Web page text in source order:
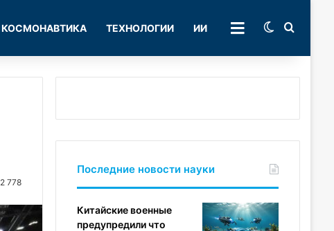
КОСМОНАВТИКА ТЕХНОЛОГИИ ИИ РУБРИКИSwitch skin
2 778
Последние новости науки
Китайские военные
предупредили что